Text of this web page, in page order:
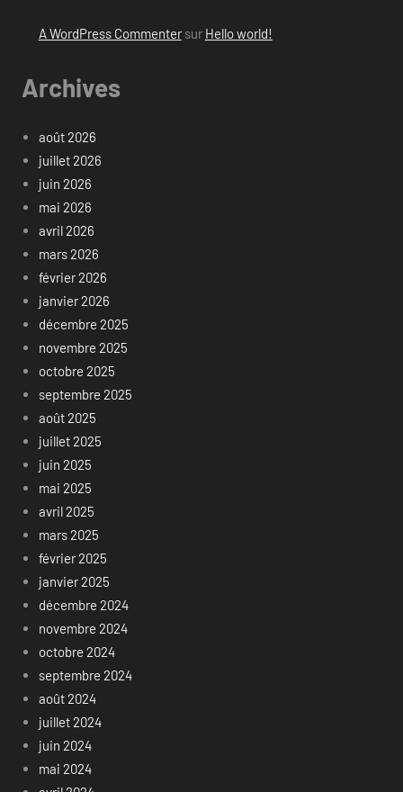
A WordPress Commentersur Hello world!
Archives
août 2026
juillet 2026
juin 2026
mai 2026
avril 2026
mars 2026
février 2026
janvier 2026
décembre 2025
novembre 2025
octobre 2025
septembre 2025
août 2025
juillet 2025
juin 2025
mai 2025
avril 2025
mars 2025
février 2025
janvier 2025
décembre 2024
novembre 2024
octobre 2024
septembre 2024
août 2024
juillet 2024
juin 2024
mai 2024